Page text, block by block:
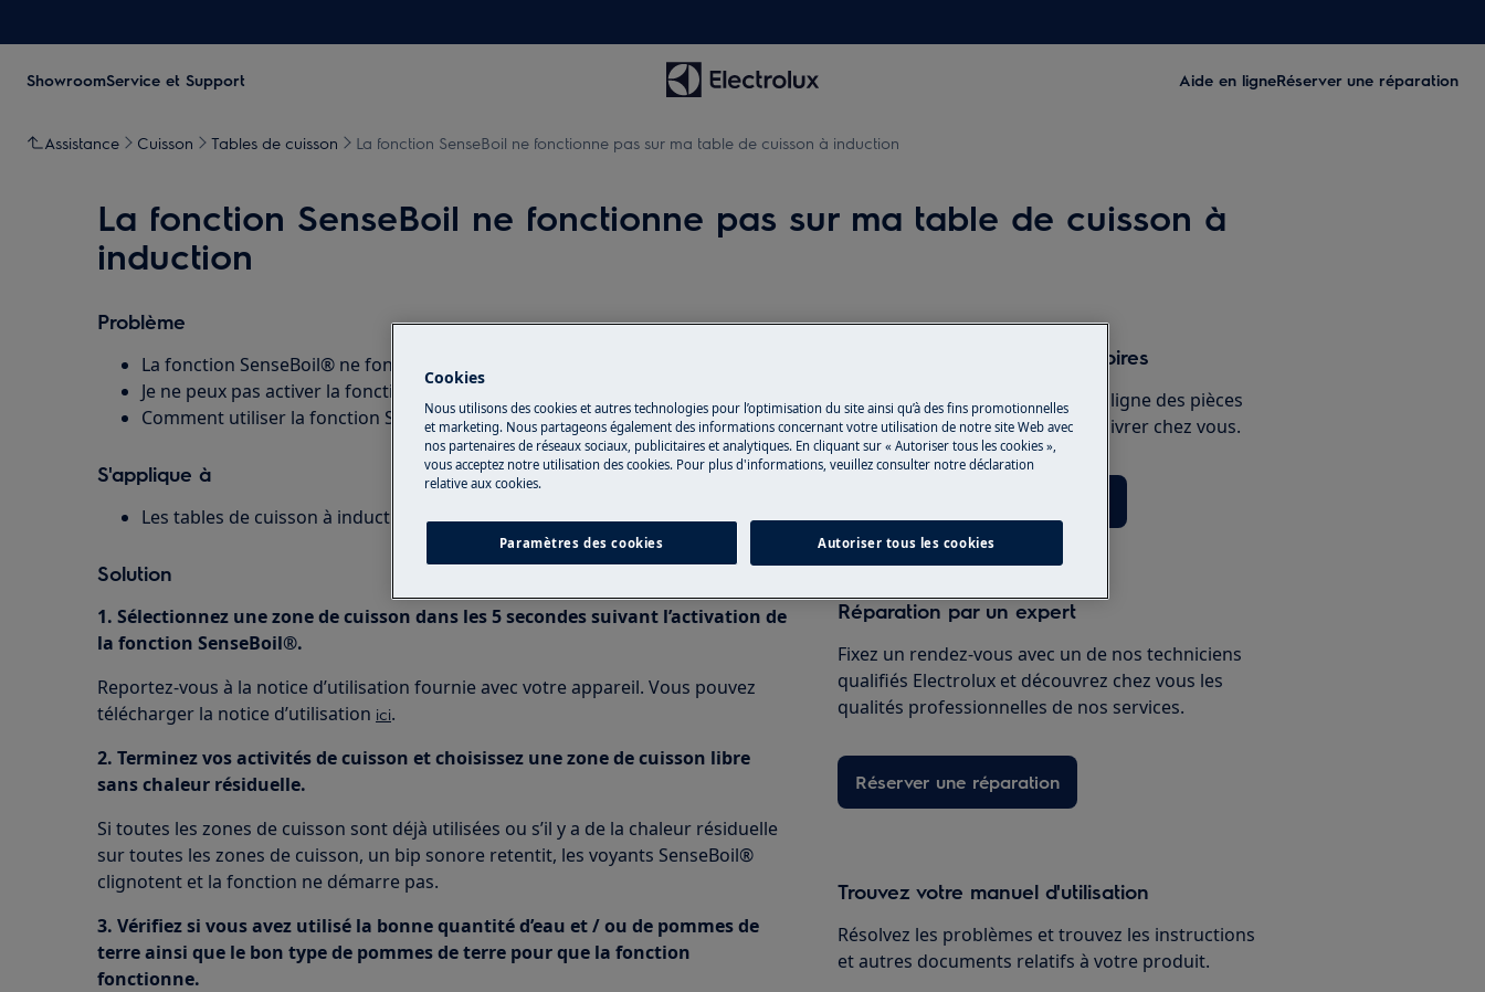
ShowroomService et Support Aide en ligneRéserver une réparation
Assistance Cuisson Tables de cuisson La fonction SenseBoil ne fonctionne pas sur ma table de cuisson à induction
La fonction SenseBoil ne fonctionne pas sur ma table de cuisson à
induction
Problème
La fonction SenseBoil® ne fonctionne pas
Je ne peux pas activer la fonction SenseBoil®
Comment utiliser la fonction SenseBoil® ?
S'applique à
Les tables de cuisson à induction dotées de la fonction SenseBoil®
Solution
1. Sélectionnez une zone de cuisson dans les 5 secondes suivant l’activation de
la fonction SenseBoil®.
Reportez-vous à la notice d’utilisation fournie avec votre appareil. Vous pouvez
télécharger la notice d’utilisation ici.
2. Terminez vos activités de cuisson et choisissez une zone de cuisson libre
sans chaleur résiduelle.
Si toutes les zones de cuisson sont déjà utilisées ou s’il y a de la chaleur résiduelle
sur toutes les zones de cuisson, un bip sonore retentit, les voyants SenseBoil®
clignotent et la fonction ne démarre pas.
3. Vérifiez si vous avez utilisé la bonne quantité d’eau et / ou de pommes de
terre ainsi que le bon type de pommes de terre pour que la fonction
fonctionne.
Pièces détachées et accessoires
Trouvez dans notre boutique en ligne des pièces
détachées d’origine et faites-les livrer chez vous.
Réparation par un expert
Fixez un rendez-vous avec un de nos techniciens
qualifiés Electrolux et découvrez chez vous les
qualités professionnelles de nos services.
Réserver une réparation
Trouvez votre manuel d'utilisation
Résolvez les problèmes et trouvez les instructions
et autres documents relatifs à votre produit.
Cookies
Nous utilisons des cookies et autres technologies pour l’optimisation du site ainsi qu’à des fins promotionnelles
et marketing. Nous partageons également des informations concernant votre utilisation de notre site Web avec
nos partenaires de réseaux sociaux, publicitaires et analytiques. En cliquant sur « Autoriser tous les cookies »,
vous acceptez notre utilisation des cookies. Pour plus d'informations, veuillez consulter notre déclaration
relative aux cookies.
Paramètres des cookies Autoriser tous les cookies